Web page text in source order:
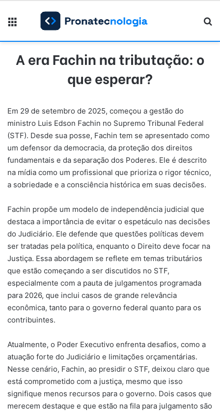
A era Fachin na tributação: o
que esperar?
Em 29 de setembro de 2025, começou a gestão do
ministro Luis Edson Fachin no Supremo Tribunal Federal
(STF). Desde sua posse, Fachin tem se apresentado como
um defensor da democracia, da proteção dos direitos
fundamentais e da separação dos Poderes. Ele é descrito
na mídia como um profissional que prioriza o rigor técnico,
a sobriedade e a consciência histórica em suas decisões.
Fachin propõe um modelo de independência judicial que
destaca a importância de evitar o espetáculo nas decisões
do Judiciário. Ele defende que questões políticas devem
ser tratadas pela política, enquanto o Direito deve focar na
Justiça. Essa abordagem se reflete em temas tributários
que estão começando a ser discutidos no STF,
especialmente com a pauta de julgamentos programada
para 2026, que inclui casos de grande relevância
econômica, tanto para o governo federal quanto para os
contribuintes.
Atualmente, o Poder Executivo enfrenta desafios, como a
atuação forte do Judiciário e limitações orçamentárias.
Nesse cenário, Fachin, ao presidir o STF, deixou claro que
está comprometido com a justiça, mesmo que isso
signifique menos recursos para o governo. Dois casos que
merecem destaque e que estão na fila para julgamento são